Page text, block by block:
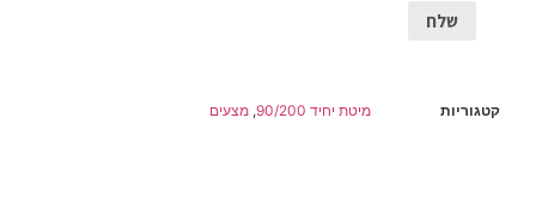
קטגוריות מיטת יחיד 90/200 , מצעים